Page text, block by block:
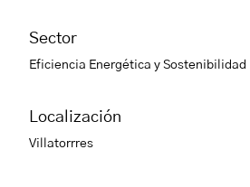
Sector
Eficiencia Energética y Sostenibilidad
Localización
Villatorrres